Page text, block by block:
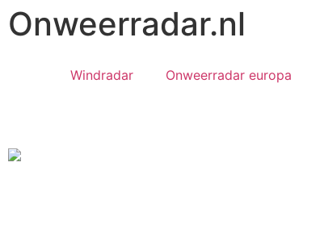
Onweerradar.nl
Windradar Onweerradar europa